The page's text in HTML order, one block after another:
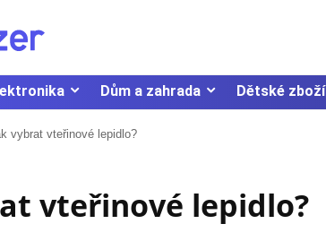
Dům a zahrada Dětské zboží
vybrat vteřinové lepidlo?
vteřinové lepidlo?